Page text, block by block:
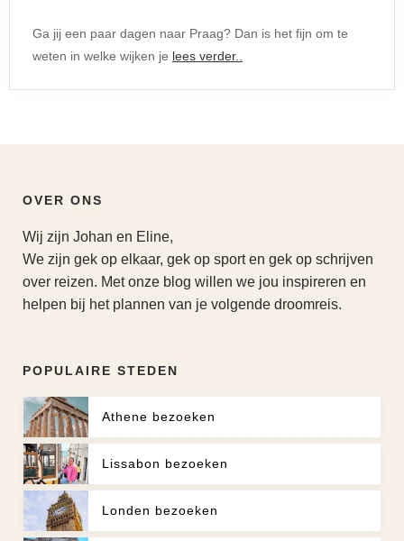
Ga jij een paar dagen naar Praag? Dan is het fijn om te
weten in welke wijken je lees verder..
OVER ONS
Wij zijn Johan en Eline,
We zijn gek op elkaar, gek op sport en gek op schrijven
over reizen. Met onze blog willen we jou inspireren en
helpen bij het plannen van je volgende droomreis.
POPULAIRE STEDEN
Athene bezoeken
Lissabon bezoeken
Londen bezoeken